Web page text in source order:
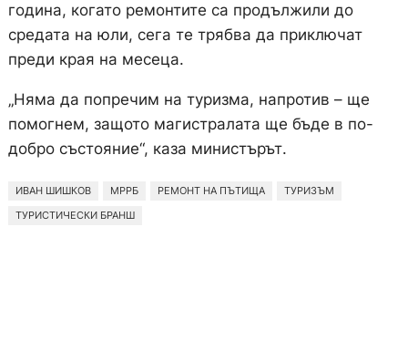
година, когато ремонтите са продължили до
средата на юли, сега те трябва да приключат
преди края на месеца.
„Няма да попречим на туризма, напротив – ще
помогнем, защото магистралата ще бъде в по-
добро състояние“, каза министърът.
ИВАН ШИШКОВ МРРБ РЕМОНТ НА ПЪТИЩА
ТУРИЗЪМ
ТУРИСТИЧЕСКИ БРАНШ